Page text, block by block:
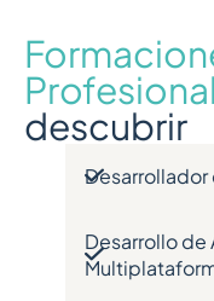
descubrir
Desarrollo